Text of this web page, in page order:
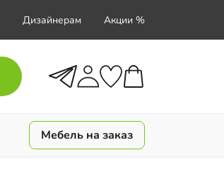
Дизайнерам Акции %
Мебель на заказ